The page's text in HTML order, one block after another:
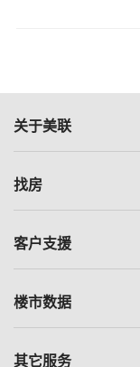
关于美联
美联集团
人才招募
找房
一手新房
减价
客户支援
自助放盘
楼市数据
指数
其它服务